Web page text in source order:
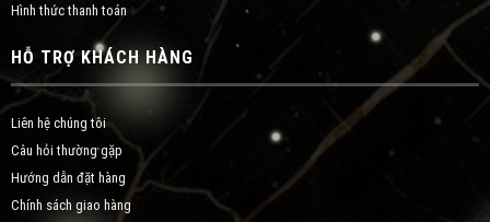
Hình thức thanh toán
HỖ TRỢ KHÁCH HÀNG
Liên hệ chúng tôi
Câu hỏi thường gặp
Hướng dẫn đặt hàng
Chính sách giao hàng